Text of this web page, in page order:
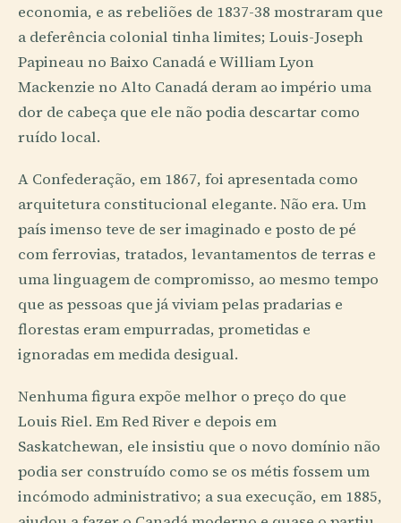
economia, e as rebeliões de 1837-38 mostraram que
a deferência colonial tinha limites; Louis-Joseph
Papineau no Baixo Canadá e William Lyon
Mackenzie no Alto Canadá deram ao império uma
dor de cabeça que ele não podia descartar como
ruído local.
A Confederação, em 1867, foi apresentada como
arquitetura constitucional elegante. Não era. Um
país imenso teve de ser imaginado e posto de pé
com ferrovias, tratados, levantamentos de terras e
uma linguagem de compromisso, ao mesmo tempo
que as pessoas que já viviam pelas pradarias e
florestas eram empurradas, prometidas e
ignoradas em medida desigual.
Nenhuma figura expõe melhor o preço do que
Louis Riel. Em Red River e depois em
Saskatchewan, ele insistiu que o novo domínio não
podia ser construído como se os métis fossem um
incómodo administrativo; a sua execução, em 1885,